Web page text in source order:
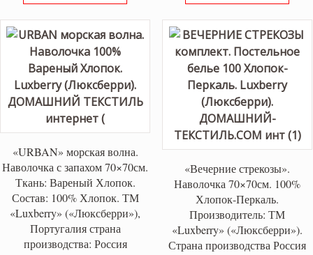
«URBAN» морская волна.
Наволочка с запахом 70×70см.
Ткань: Вареный Хлопок.
Состав: 100% Хлопок. ТМ
«Luxberry» («Люксберри»),
Португалия страна
производства: Россия
«Вечерние стрекозы».
Наволочка 70×70см. 100%
Хлопок-Перкаль.
Производитель: ТМ
«Luxberry» («Люксберри»).
Страна производства Россия